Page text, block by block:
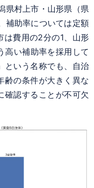
県村上市・山形県（県
補助率については定額
は費用の2分の1、山形
高い補助率を採用して
という名称でも、自治
齢の条件が大きく異な
確認することが不可欠